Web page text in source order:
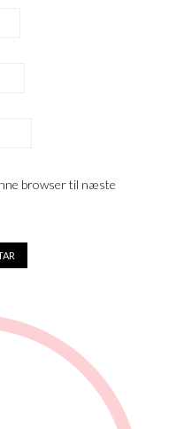
browser til næste